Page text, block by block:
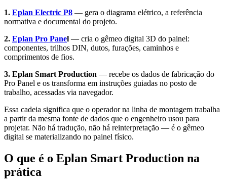
1. Eplan Electric P8 — gera o diagrama elétrico, a referência
normativa e documental do projeto.
2. Eplan Pro Panel — cria o gêmeo digital 3D do painel:
componentes, trilhos DIN, dutos, furações, caminhos e
comprimentos de fios.
3. Eplan Smart Production — recebe os dados de fabricação do
Pro Panel e os transforma em instruções guiadas no posto de
trabalho, acessadas via navegador.
Essa cadeia significa que o operador na linha de montagem trabalha
a partir da mesma fonte de dados que o engenheiro usou para
projetar. Não há tradução, não há reinterpretação — é o gêmeo
digital se materializando no painel físico.
O que é o Eplan Smart Production na
prática